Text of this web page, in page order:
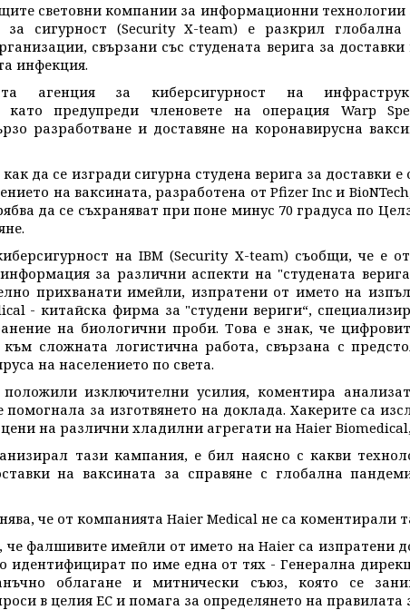
световни компании за информационни технологии
за сигурност (Security X-team) е разкрил
свързани със студената верига за
инфекция.
агенция за киберсигурност на
като предупреди членовете на операция Warp
разработване и доставяне на коронавирусна
да се изгради сигурна студена верига за доставки е
на ваксината, разработена от Pfizer Inc и
да се съхраняват при поне минус 70 градуса по
на IBM (Security X-team) съобщи, че е
за различни аспекти на "студената
прихванати имейли, изпратени от името на
- китайска фирма за "студени вериги“,
на биологични проби. Това е знак, че
сложната логистична работа, свързана с
на населението по света.
изключителни усилия, коментира
помогнала за изготвянето на доклада. Хакерите са
на различни хладилни агрегати на Haier
тази кампания, е бил наясно с какви
на ваксината за справяне с глобална
че от компанията Haier Medical не са коментирали
че фалшивите имейли от името на Haier са изпратени
идентифицират по име една от тях - Генерална
облагане и митнически съюз, която се
в целия ЕС и помага за определянето на правилата